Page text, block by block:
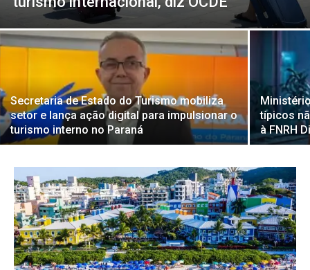
Secretaria de Estado do Turismo mobiliza
setor e lança ação digital para impulsionar o
turismo interno no Paraná
típicos
à FNRH